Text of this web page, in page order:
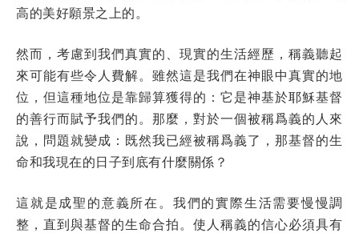
高的美好願景之上的。
然而，考慮到我們真實的、現實的生活經歷，稱義聽起
來可能有些令人費解。雖然這是我們在神眼中真實的地
位，但這種地位是靠歸算獲得的：它是神基於耶穌基督
的善行而賦予我們的。那麼，對於一個被稱爲義的人來
說，問題就變成：既然我已經被稱爲義了，那基督的生
命和我現在的日子到底有什麼關係？
這就是成聖的意義所在。我們的實際生活需要慢慢調
整，直到與基督的生命合拍。使人稱義的信心必須具有